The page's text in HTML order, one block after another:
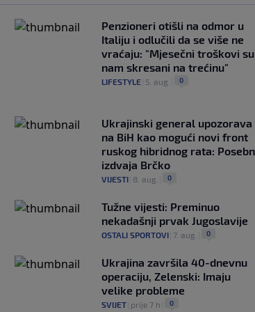
Penzioneri otišli na odmor u
Italiju i odlučili da se više ne
vraćaju: "Mjesečni troškovi su
nam skresani na trećinu"
LIFESTYLE| 5. aug. 0
Ukrajinski general upozorava
na BiH kao mogući novi front
ruskog hibridnog rata:
izdvaja Brčko
VIJESTI| 8. aug. 0
Tužne vijesti: Preminuo
nekadašnji prvak Jugoslavije
OSTALI SPORTOVI| 7. aug. 0
Ukrajina završila 40-dnevnu
operaciju, Zelenski: Imaju
velike probleme
SVIJET| prije 7 h 0